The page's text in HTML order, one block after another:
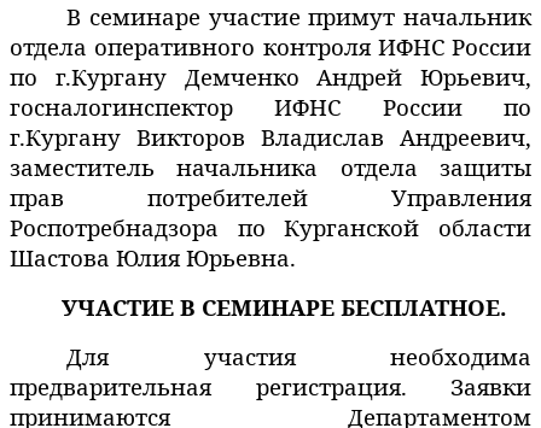
В семинаре участие примут начальник
отдела оперативного контроля ИФНС России
по г.Кургану Демченко Андрей Юрьевич,
госналогинспектор ИФНС России по
г.Кургану Викторов Владислав Андреевич,
заместитель начальника отдела защиты
прав потребителей Управления
Роспотребнадзора по Курганской области
Шастова Юлия Юрьевна.
УЧАСТИЕ В СЕМИНАРЕ БЕСПЛАТНОЕ.
Для участия необходима
предварительная регистрация. Заявки
принимаются Департаментом